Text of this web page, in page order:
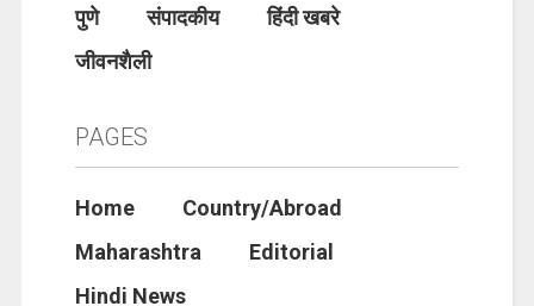
पुणे
संपादकीय
हिंदी खबरे
जीवनशैली
PAGES
Home
Country/Abroad
Maharashtra
Editorial
Hindi News